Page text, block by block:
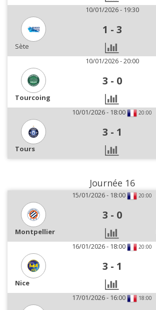
10/01/2026 - 19:30
1 - 3
Sète
10/01/2026 - 20:00
3 - 0
Tourcoing
10/01/2026 - 18:00
20:00
3 - 1
Tours
Journée 16
15/01/2026 - 18:00 20:00
3 - 0
Montpellier
16/01/2026 - 18:00
20:00
3 - 1
Nice
17/01/2026 - 16:00
18:00